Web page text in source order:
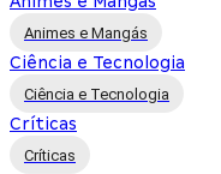
Animes e Mangás
Ciência e Tecnologia
Ciência e Tecnologia
Críticas
Críticas